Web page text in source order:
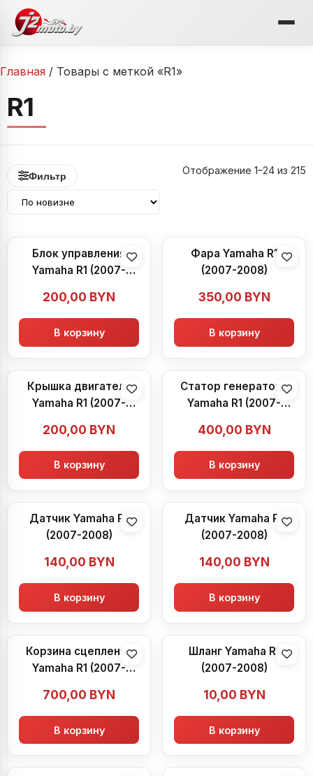
Перейти
Главная / Товары с меткой «R1»
R1
Фильтр Отображение 1–24 из 215
Блок управления
Yamaha R1 (2007-
200,00 BYN
В корзину
Фара Yamaha R1
(2007-2008)
350,00 BYN
В корзину
Крышка двигателя
Yamaha R1 (2007-
200,00 BYN
В корзину
Статор генератора
Yamaha R1 (2007-
400,00 BYN
В корзину
Датчик Yamaha R1
(2007-2008)
140,00 BYN
В корзину
Датчик Yamaha R1
(2007-2008)
140,00 BYN
В корзину
Корзина сцепления
Yamaha R1 (2007-
700,00 BYN
В корзину
Шланг Yamaha R1
(2007-2008)
10,00 BYN
В корзину